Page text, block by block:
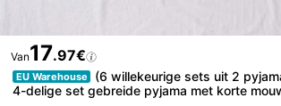
Van17.97€
EU Warehouse
(6 willekeurige sets uit 2
4-delige set gebreide pyjama met korte